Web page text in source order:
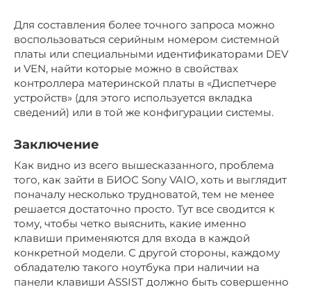
Для составления более точного запроса можно
воспользоваться серийным номером системной
платы или специальными идентификаторами DEV
и VEN, найти которые можно в свойствах
контроллера материнской платы в «Диспетчере
устройств» (для этого используется вкладка
сведений) или в той же конфигурации системы.
Заключение
Как видно из всего вышесказанного, проблема
того, как зайти в БИОС Sony VAIO, хоть и выглядит
поначалу несколько трудноватой, тем не менее
решается достаточно просто. Тут все сводится к
тому, чтобы четко выяснить, какие именно
клавиши применяются для входа в каждой
конкретной модели. С другой стороны, каждому
обладателю такого ноутбука при наличии на
панели клавиши ASSIST должно быть совершенно